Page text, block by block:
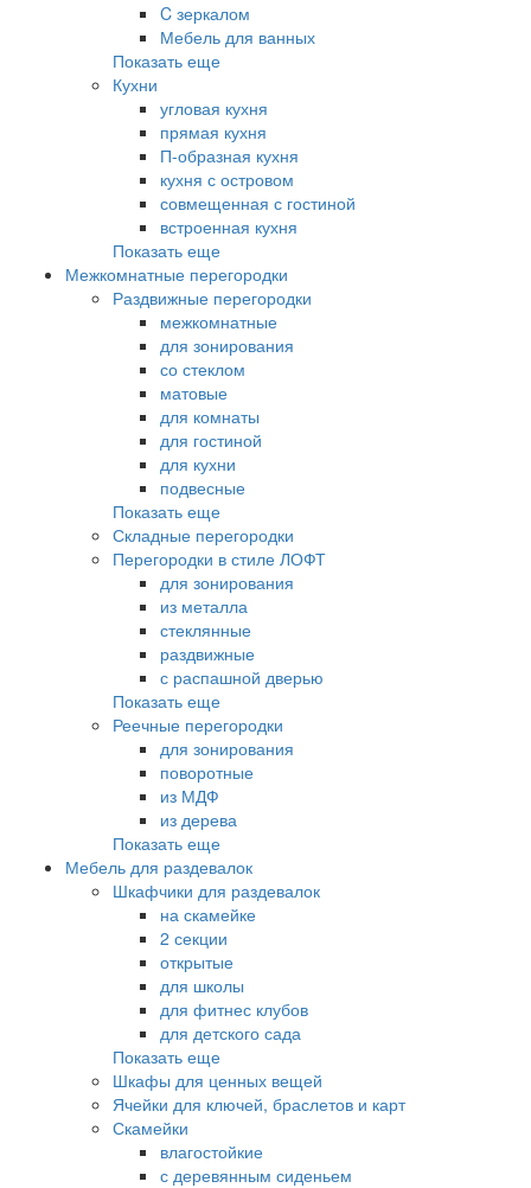
C зеркалом
Мебель для ванных
Показать еще
Кухни
угловая кухня
прямая кухня
П-образная кухня
кухня с островом
совмещенная с гостиной
встроенная кухня
Показать еще
Межкомнатные перегородки
Раздвижные перегородки
межкомнатные
для зонирования
со стеклом
матовые
для комнаты
для гостиной
для кухни
подвесные
Показать еще
Складные перегородки
Перегородки в стиле ЛОФТ
для зонирования
из металла
стеклянные
раздвижные
с распашной дверью
Показать еще
Реечные перегородки
для зонирования
поворотные
из МДФ
из дерева
Показать еще
Мебель для раздевалок
Шкафчики для раздевалок
на скамейке
2 секции
открытые
для школы
для фитнес клубов
для детского сада
Показать еще
Шкафы для ценных вещей
Ячейки для ключей, браслетов и карт
Скамейки
влагостойкие
с деревянным сиденьем